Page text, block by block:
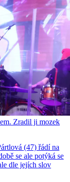
Zradil ji mozek
(47) řádí na
se ale potýká se
dle jejích slov